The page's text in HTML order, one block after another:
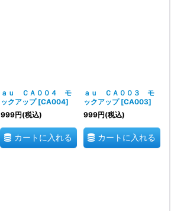
ａｕ ＣＡ００４ モ
ックアップ [CA004]
999円(税込)
カートに入れる
ａｕ ＣＡ００３ モ
ックアップ [CA003]
999円(税込)
カートに入れる